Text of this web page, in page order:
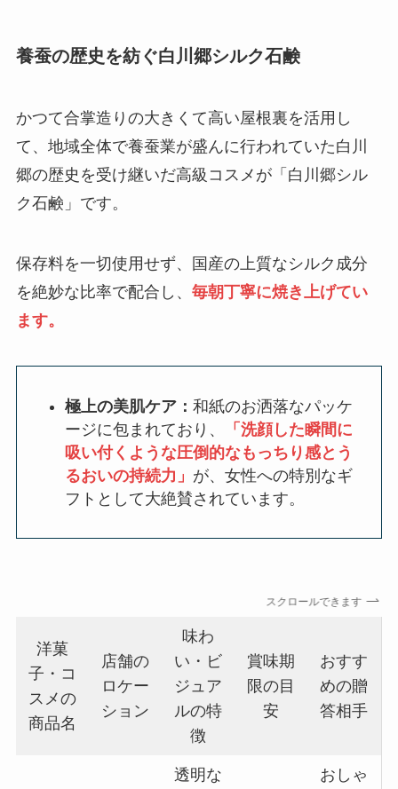
養蚕の歴史を紡ぐ白川郷シルク石鹸
かつて合掌造りの大きくて高い屋根裏を活用し
て、地域全体で養蚕業が盛んに行われていた白川
郷の歴史を受け継いだ高級コスメが「白川郷シル
ク石鹸」です。
保存料を一切使用せず、国産の上質なシルク成分
を絶妙な比率で配合し、 毎朝丁寧に焼き上げてい
ます。
極上の美肌ケア： 和紙のお洒落なパッケ
ージに包まれており、
「洗顔した瞬間に
吸い付くような圧倒的なもっちり感とう
るおいの持続力」 が、女性への特別なギ
フトとして大絶賛されています。
スクロールできます
洋菓
子・コ
スメの
商品名
店舗の
ロケー
ション
味わ
い・ビ
ジュア
ルの特
徴
賞味期
限の目
安
おすす
めの贈
答相手
透明な
おしゃ